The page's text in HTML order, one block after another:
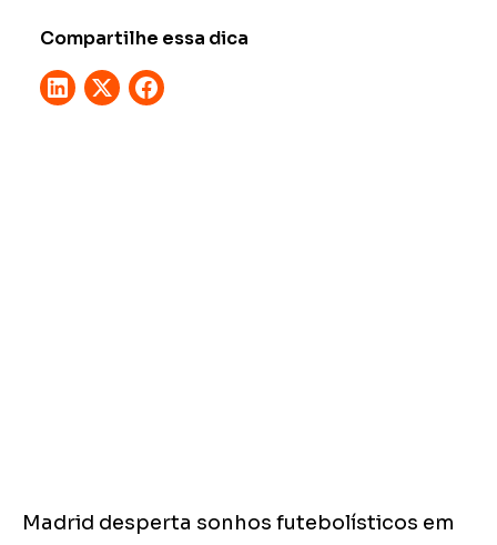
Compartilhe essa dica
Madrid desperta sonhos futebolísticos em